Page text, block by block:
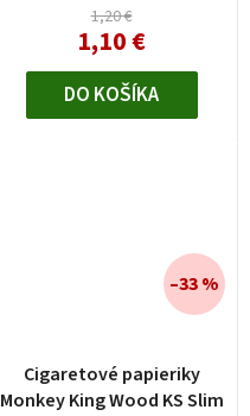
1,20 €
1,10 €
DO KOŠÍKA
Cigaretové papieriky
Monkey King Wood KS Slim
–33 %